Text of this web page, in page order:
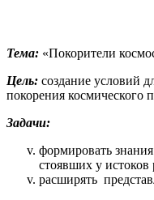
Тема: «Покорители
Цель: создание условий
покорения космического
Задачи:
формировать
стоявших у истоков
расширять